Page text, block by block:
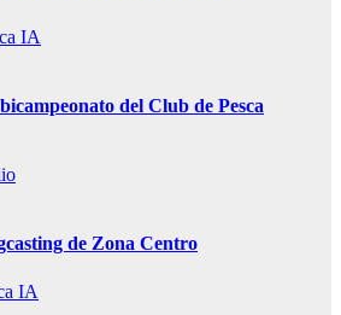
IA
del Club de Pesca
de Zona Centro
IA